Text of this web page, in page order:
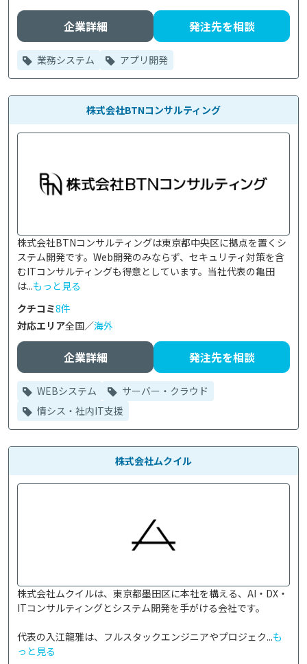
企業詳細 発注先を相談
業務システム アプリ開発
株式会社BTNコンサルティング
株式会社BTNコンサルティングは東京都中央区に拠点を置くシ
ステム開発です。Web開発のみならず、セキュリティ対策を含
むITコンサルティングも得意としています。当社代表の亀田
は...もっと見る
クチコミ8件
対応エリア全国／海外
企業詳細 発注先を相談
WEBシステム
サーバー・クラウド
情シス・社内IT支援
株式会社ムクイル
株式会社ムクイルは、東京都墨田区に本社を構える、AI・DX・
ITコンサルティングとシステム開発を手がける会社です。
代表の入江龍雅は、フルスタックエンジニアやプロジェク...も
っと見る